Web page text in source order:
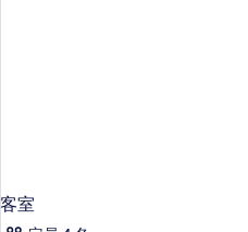
す
る
客室